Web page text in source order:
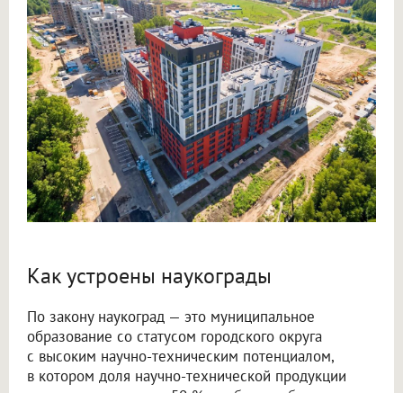
Как устроены наукограды
По закону наукоград — это муниципальное
образование со статусом городского округа
с высоким научно-техническим потенциалом,
в котором доля научно-технической продукции